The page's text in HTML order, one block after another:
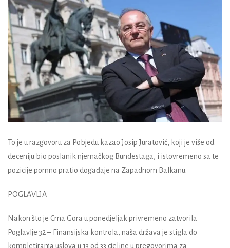
To je u razgovoru za Pobjedu kazao Josip Juratović, koji je više od
deceniju bio poslanik njemačkog Bundestaga, i istovremeno sa te
pozicije pomno pratio događaje na Zapadnom Balkanu.
POGLAVLJA
Nakon što je Crna Gora u ponedjeljak privremeno zatvorila
Poglavlje 32 – Finansijska kontrola, naša država je stigla do
kompletiranja uslova u 13 od 33 cjeline u pregovorima za